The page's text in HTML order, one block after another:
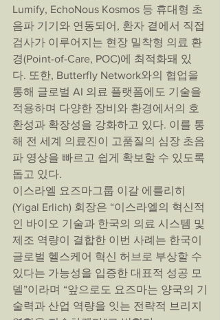
Lumify, EchoNous Kosmos 등 휴대형 초
음파 기기와 연동되어, 환자 곁에서 직접
검사가 이루어지는 현장 밀착형 의료 환
경(Point-of-Care, POC)에 최적화돼 있
다. 또한, Butterfly Network와의 협업을
통해 글로벌 AI 의료 플랫폼에도 기술을
적용하며 다양한 장비와 환경에서의 호
환성과 확장성을 강화하고 있다. 이를 통
해 전 세계 의료진이 고품질의 심장 초음
파 영상을 빠르고 쉽게 확보할 수 있도록
돕고 있다.
이스라엘 요즈마그룹 이갈 에를리히
(Yigal Erlich) 회장은 “이스라엘의 혁신적
인 바이오 기술과 한국의 의료 시스템 및
제조 역량이 결합한 이번 사례는 한국이
글로벌 헬스케어 혁신 허브로 부상할 수
있다는 가능성을 입증한 대표적 성공 모
델”이라며 “앞으로도 요즈마는 양국의 기
술력과 산업 역량을 잇는 전략적 브리지